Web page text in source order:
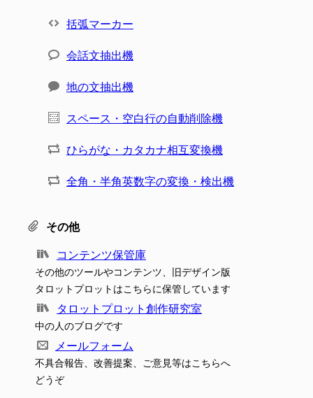
括弧マーカー
会話文抽出機
地の文抽出機
スペース・空白行の自動削除機
ひらがな・カタカナ相互変換機
全角・半角英数字の変換・検出機
その他
コンテンツ保管庫
その他のツールやコンテンツ、旧デザイン版
タロットプロットはこちらに保管しています
タロットプロット創作研究室
中の人のブログです
メールフォーム
不具合報告、改善提案、ご意見等はこちらへ
どうぞ